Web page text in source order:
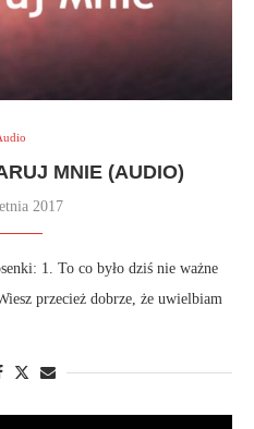
MNIE (AUDIO)
2017
1. To co było dziś nie ważne
przecież dobrze, że uwielbiam